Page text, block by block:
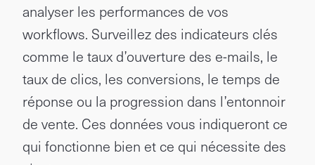
analyser les performances de vos
workflows. Surveillez des indicateurs clés
comme le taux d’ouverture des e-mails, le
taux de clics, les conversions, le temps de
réponse ou la progression dans l’entonnoir
de vente. Ces données vous indiqueront ce
qui fonctionne bien et ce qui nécessite des